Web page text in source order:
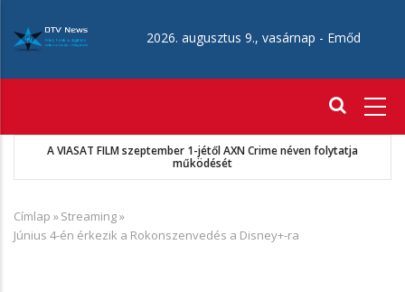
tartalomra
2026. augusztus 9., vasárnap - Emőd
MKSZ-Sport TV megállapodás
Morzsa
Címlap »Streaming»
Június 4-én érkezik a Rokonszenvedés a Disney+-ra